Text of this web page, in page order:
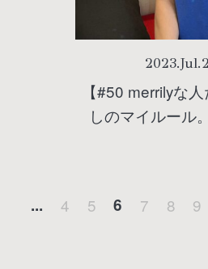
2023.Jul.
【#50 merrilyな
しのマイルール
ことが得意ではな
... 4 5 6 7 8 9